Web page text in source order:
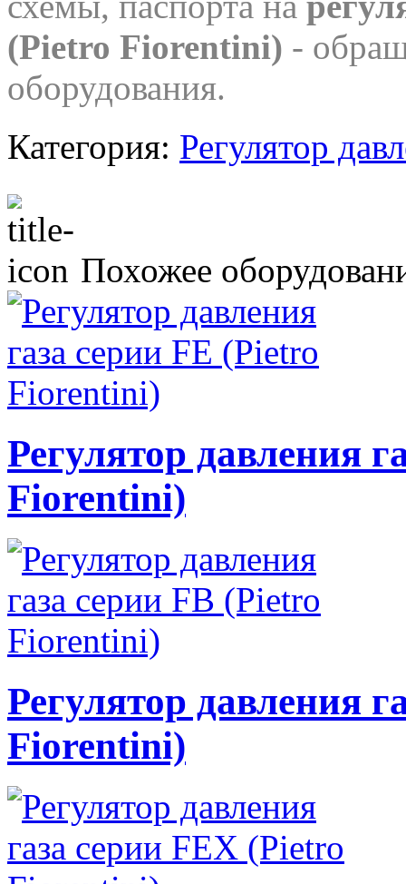
(Pietro Fiorentini) -
оборудования.
Категория: Регулятор
Похожее
Регулятор давления
Fiorentini)
Регулятор давления
Fiorentini)